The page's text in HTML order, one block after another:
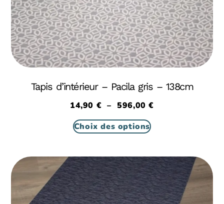
Tapis d’intérieur – Pacila gris – 138cm
14,90 € – 596,00€
Choix des options